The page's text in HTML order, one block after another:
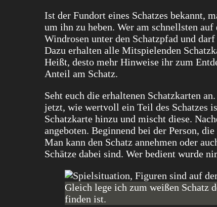
Ist der Fundort eines Schatzes bekannt,
um ihn zu heben. Wer am schnellsten
Windrosen unter den Schatzpfad und darf
Dazu erhalten alle Mitspielenden
Heißt, desto mehr Hinweise ihr zum
Anteil am Schatz.
Seht euch die erhaltenen Schatzkarten
jetzt, wie wertvoll ein Teil des Schatzes
Schatzkarte hinzu und mischt diese.
angeboten. Beginnend bei der Person,
Man kann den Schatz annehmen oder
Schätze dabei sind. Wer bedient wurde
Gleich lege ich zum weißen Schatz
finden ist.